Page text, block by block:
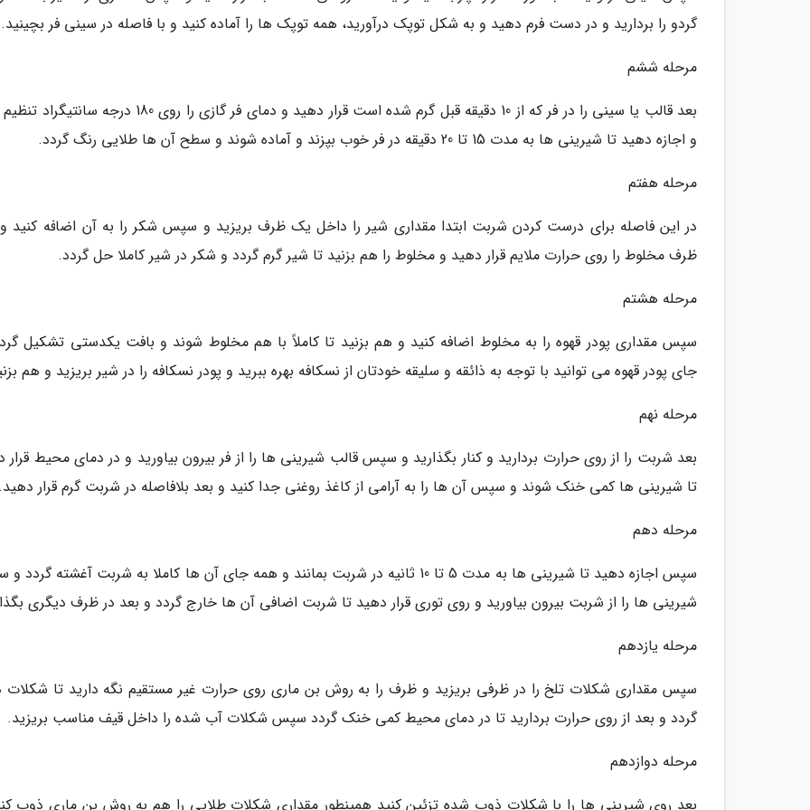
گردو را بردارید و در دست فرم دهید و به شکل توپک درآورید، همه توپک ها را آماده کنید و با فاصله در سینی فر بچینید.
مرحله ششم
بعد قالب یا سینی را در فر که از 10 دقیقه قبل گرم شده است قرار دهید و دمای فر گازی را روی 180 درجه
و اجازه دهید تا شیرینی ها به مدت 15 تا 20 دقیقه در فر خوب بپزند و آماده شوند و سطح آن ها طلایی رنگ گردد.
مرحله هفتم
در این فاصله برای درست کردن شربت ابتدا مقداری شیر را داخل یک ظرف بریزید و سپس شکر را به آن اضافه کنید
ظرف مخلوط را روی حرارت ملایم قرار دهید و مخلوط را هم بزنید تا شیر گرم گردد و شکر در شیر کاملا حل گردد.
مرحله هشتم
سپس مقداری پودر قهوه را به مخلوط اضافه کنید و هم بزنید تا کاملاً با هم مخلوط شوند و بافت یکدستی تشکیل
جای پودر قهوه می توانید با توجه به ذائقه و سلیقه خودتان از نسکافه بهره ببرید و پودر نسکافه را در شیر بریزید و هم
مرحله نهم
بعد شربت را از روی حرارت بردارید و کنار بگذارید و سپس قالب شیرینی ها را از فر بیرون بیاورید و در دمای محیط قرار
تا شیرینی ها کمی خنک شوند و سپس آن ها را به آرامی از کاغذ روغنی جدا کنید و بعد بلافاصله در شربت گرم قرار دهید.
مرحله دهم
سپس اجازه دهید تا شیرینی ها به مدت 5 تا 10 ثانیه در شربت بمانند و همه جای آن ها کاملا به شربت آغشته
شیرینی ها را از شربت بیرون بیاورید و روی توری قرار دهید تا شربت اضافی آن ها خارج گردد و بعد در ظرف دیگری
مرحله یازدهم
سپس مقداری شکلات تلخ را در ظرفی بریزید و ظرف را به روش بن ماری روی حرارت غیر مستقیم نگه دارید تا
گردد و بعد از روی حرارت بردارید تا در دمای محیط کمی خنک گردد سپس شکلات آب شده را داخل قیف مناسب بریزید.
مرحله دوازدهم
بعد روی شیرینی ها را با شکلات ذوب شده تزئین کنید همینطور مقداری شکلات طلایی را هم به روش بن ماری ذوب